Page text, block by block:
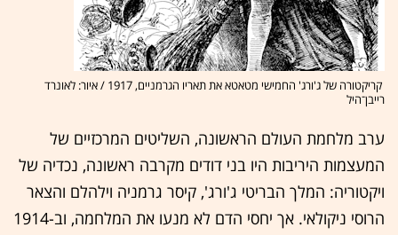
קריקטורה של ג'ורג' החמישי מטאטא את תאריו הגרמניים, 1917 / איור: לאונרד
רייבן־היל
ערב מלחמת העולם הראשונה, השליטים המרכזיים של
המעצמות היריבות היו בני דודים מקרבה ראשונה, נכדיה של
ויקטוריה: המלך הבריטי ג'ורג', קיסר גרמניה וילהלם והצאר
הרוסי ניקולאי. אך יחסי הדם לא מנעו את המלחמה, וב-1914